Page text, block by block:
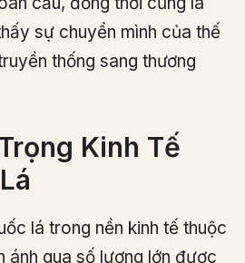
sự chuyển mình của thế
thống sang thương
Kinh Tế
lá trong nền kinh tế thuộc
ánh qua số lượng lớn được